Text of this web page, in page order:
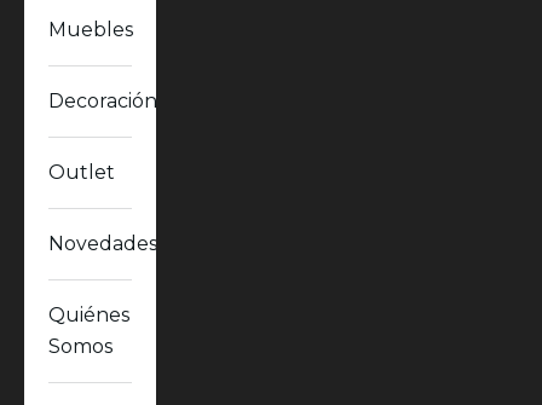
Muebles
Decoración
Outlet
Novedades
Quiénes
Somos